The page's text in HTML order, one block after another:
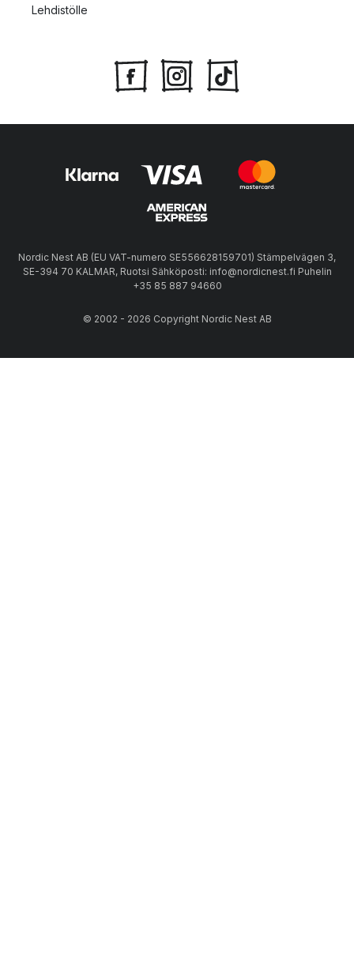
Lehdistölle
Nordic Nest AB (EU VAT-numero SE556628159701) Stämpelvägen 3,
SE-394 70 KALMAR, Ruotsi Sähköposti: info@nordicnest.fi Puhelin
+35 85 887 94660
© 2002 - 2026 Copyright Nordic Nest AB